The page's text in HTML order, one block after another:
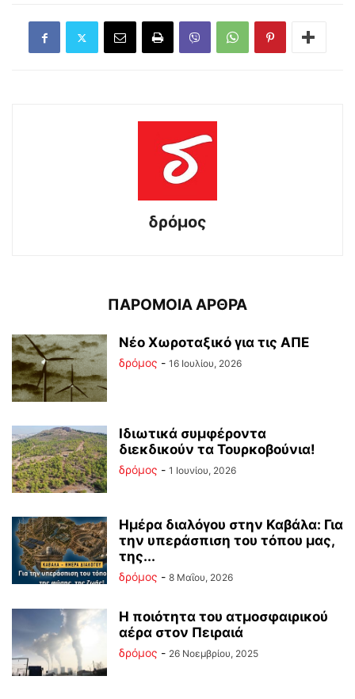
δρόμος
ΠΑΡΟΜΟΙΑ ΑΡΘΡΑ
Νέο Χωροταξικό για τις ΑΠΕ
δρόμος - 16 Ιουλίου, 2026
Ιδιωτικά συμφέροντα
διεκδικούν τα Τουρκοβούνια!
δρόμος - 1 Ιουνίου, 2026
Ημέρα διαλόγου στην Καβάλα: Για
την υπεράσπιση του τόπου μας,
της...
δρόμος - 8 Μαΐου, 2026
Η ποιότητα του ατμοσφαιρικού
αέρα στον Πειραιά
δρόμος - 26 Νοεμβρίου, 2025